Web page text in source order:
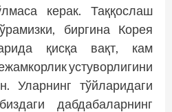
керак. Таққослаш
биргина Корея
қисқа вақт, кам
устуворлигини
Уларнинг тўйларидаги
дабдабаларнинг